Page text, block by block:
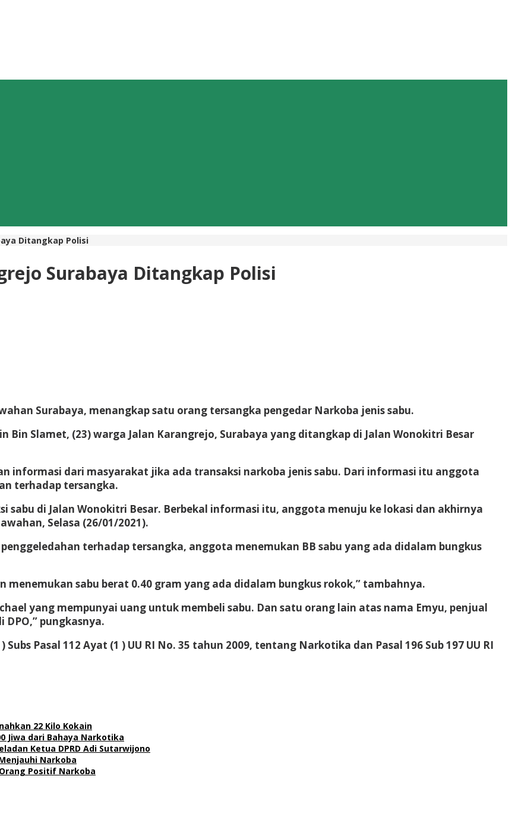
Ditangkap Polisi
Surabaya Ditangkap Polisi
Surabaya, menangkap satu orang tersangka pengedar Narkoba jenis sabu.
Bin Slamet, (23) warga Jalan Karangrejo, Surabaya yang ditangkap di Jalan Wonokitri Besar
informasi dari masyarakat jika ada transaksi narkoba jenis sabu. Dari informasi itu anggota
terhadap tersangka.
di Jalan Wonokitri Besar. Berbekal informasi itu, anggota menuju ke lokasi dan akhirnya
Selasa (26/01/2021).
terhadap tersangka, anggota menemukan BB sabu yang ada didalam bungkus
sabu berat 0.40 gram yang ada didalam bungkus rokok,” tambahnya.
yang mempunyai uang untuk membeli sabu. Dan satu orang lain atas nama Emyu, penjual
pungkasnya.
Pasal 112 Ayat (1 ) UU RI No. 35 tahun 2009, tentang Narkotika dan Pasal 196 Sub 197 UU RI
22 Kilo Kokain
Jiwa dari Bahaya Narkotika
Ketua DPRD Adi Sutarwijono
Narkoba
Positif Narkoba